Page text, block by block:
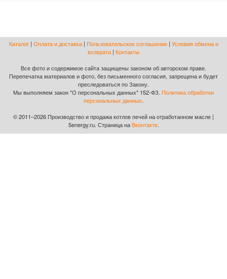
Каталог| Оплата и доставка| Пользовательское соглашение| Условия обмена и
возврата | Контакты
Все фото и содержимое сайта защищены законом об авторском праве.
Перепечатка материалов и фото, без письменного согласия, запрещена и будет
преследоваться по Закону.
Мы выполняем закон "О персональных данных" 152-ФЗ. Политика обработки
персональных данных.
© 2011–2026 Производство и продажа котлов печей на отработанном масле |
5energy.ru. Страница на Вконтакте.